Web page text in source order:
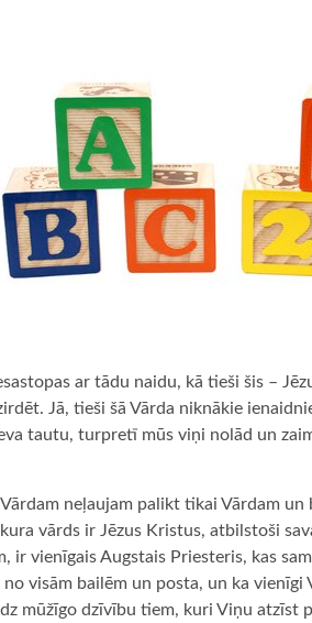
ar tādu naidu, kā tieši šis –
Jā, tieši šā Vārda niknākie
tautu, turpretī mūs viņi nolād un
Vārdam neļaujam palikt tikai Vārdam
vārds ir Jēzus Kristus, atbilstoši
ir vienīgais Augstais Priesteris, kas
no visām bailēm un posta, un ka
mūžīgo dzīvību tiem, kuri Viņu atzīst